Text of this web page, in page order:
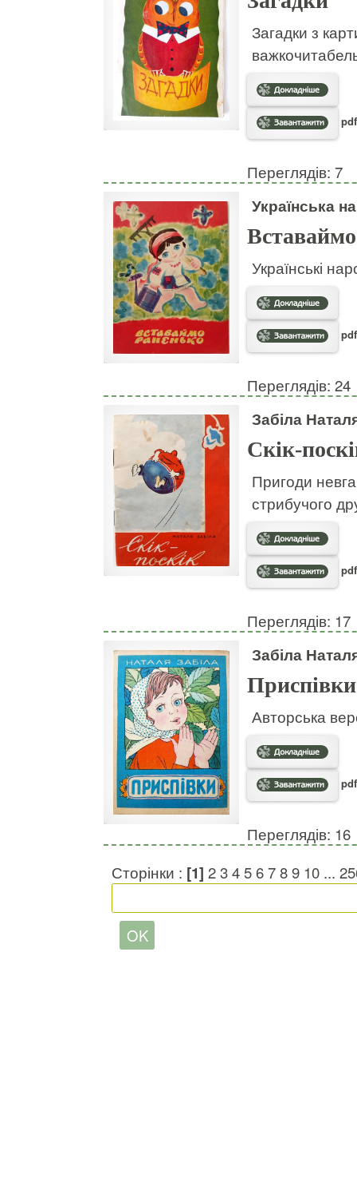
Загадки з
Переглядів: 7
Українська
Українські
Переглядів: 24
Забіла
Скік-
Пригоди
стрибучого
Переглядів: 17
Забіла
Приспівки
Авторська
Переглядів: 16
Сторінки : [1] 23456789 10 ...